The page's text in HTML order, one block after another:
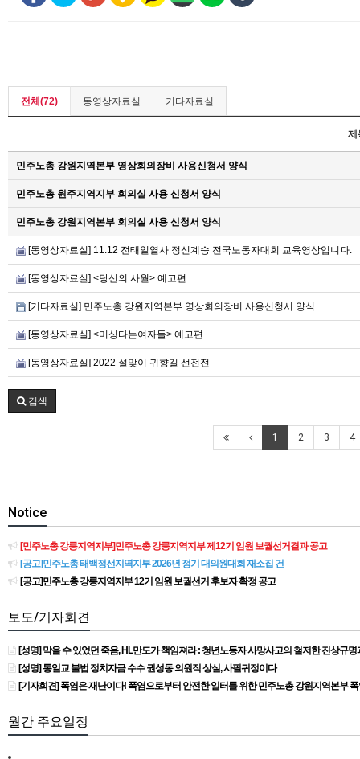
전체(72) 동영상자료실 기타자료실
제
민주노총 강원지역본부 영상회의장비 사용신청서 양식
민주노총 원주지역지부 회의실 사용 신청서 양식
민주노총 강원지역본부 회의실 사용 신청서 양식
[동영상자료실] 11.12 전태일열사 정신계승 전국노동자대회 교육영상입니다.
[동영상자료실] <당신의 사월> 예고편
[기타자료실] 민주노총 강원지역본부 영상회의장비 사용신청서 양식
[동영상자료실] <미싱타는여자들> 예고편
[동영상자료실] 2022 설맞이 귀향길 선전전
검색
1 2 3 4
Notice
[민주노총 강릉지역지부]민주노총 강릉지역지부 제12기 임원 보궐선거결과 공고
[공고]민주노총 태백정선지역지부 2026년 정기 대의원대회 재소집 건
[공고]민주노총 강릉지역지부 12기 임원 보궐선거 후보자 확정 공고
보도/기자회견
[성명] 막을 수 있었던 죽음, HL만도가 책임져라 : 청년노동자 사망사고의 철저한 진상규
[성명] 통일교 불법 정치자금 수수 권성동 의원직 상실, 사필귀정이다
[기자회견] 폭염은 재난이다! 폭염으로부터 안전한 일터를 위한 민주노총 강원지역본부
월간 주요일정